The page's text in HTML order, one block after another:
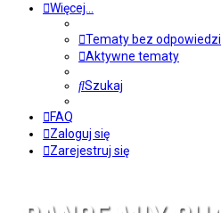
Więcej…
Tematy bez odpowiedzi
Aktywne tematy
Szukaj
FAQ
Zaloguj się
Zarejestruj się